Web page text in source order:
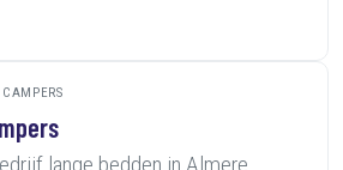
CAMPERS
lange bedden in Almere